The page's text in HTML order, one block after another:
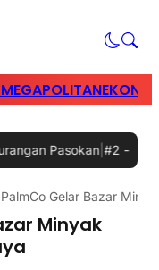
MEGAPOLITAN
Pasokan|#2 -Perkuat
Gelar Bazar
Minyak